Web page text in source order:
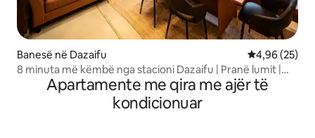
Banesë në Dazaifu Vlerësimi
4,96 (25)
8 minuta më këmbë nga stacioni Dazaifu | Pranë lumit |
Banjë me avull Goemon | Banjë e përbashkët | Shtëpi e
vjetër e rinovuar | Kuzhinë | E gjithë shtëpia | Parkim për 1
Apartamente me qira me ajër të
kondicionuar